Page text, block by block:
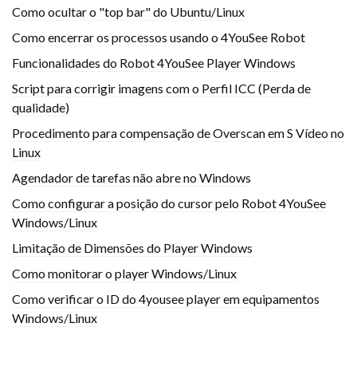
Como ocultar o "top bar" do Ubuntu/Linux
Como encerrar os processos usando o 4YouSee Robot
Funcionalidades do Robot 4YouSee Player Windows
Script para corrigir imagens com o Perfil ICC (Perda de
qualidade)
Procedimento para compensação de Overscan em S Vídeo no
Linux
Agendador de tarefas não abre no Windows
Como configurar a posição do cursor pelo Robot 4YouSee
Windows/Linux
Limitação de Dimensões do Player Windows
Como monitorar o player Windows/Linux
Como verificar o ID do 4yousee player em equipamentos
Windows/Linux